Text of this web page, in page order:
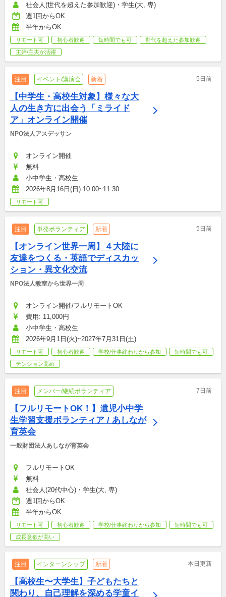
社会人(世代を超えた参加歓迎)・学生(大, 専)
週1回からOK
半年からOK
リモート可 初心者歓迎 短時間でも可
世代を超えた参加歓迎
主婦/主夫が活躍
注目 イベント/講演会 新着 5日前
【中学生・高校生対象】様々な大
人の生き方に出会う「ミライド
ア」オンライン開催
NPO法人アスデッサン
オンライン開催
無料
小中学生・高校生
2026年8月16日(日) 10:00~11:30
リモート可
注目 単発ボランティア 新着 5日前
【オンライン世界一周】４大陸に
友達をつくる・英語でディスカッ
ション・異文化交流
NPO法人教室から世界一周
オンライン開催/フルリモートOK
費用: 11,000円
小中学生・高校生
2026年9月1日(火)~2027年7月31日(土)
リモート可 初心者歓迎 学校/仕事終わりから参加
短時間でも可
テンション高め
注目 メンバー/継続ボランティア 7日前
【フルリモートOK！】遺児小中学
生学習支援ボランティア / あしなが
育英会
一般財団法人あしなが育英会
フルリモートOK
無料
社会人(20代中心)・学生(大, 専)
週1回からOK
半年からOK
リモート可 初心者歓迎 学校/仕事終わりから参加
短時間でも可
成長意欲が高い
注目 インターンシップ 新着 本日更新
【高校生〜大学生】子どもたちと
関わり、自己理解を深める学童イ